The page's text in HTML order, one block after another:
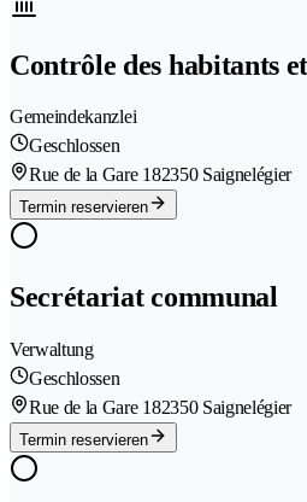
Contrôle des habitants
Gemeindekanzlei
Geschlossen
Rue de la Gare 182350 Saignelégier
Termin reservieren
Secrétariat communal
Verwaltung
Geschlossen
Rue de la Gare 182350 Saignelégier
Termin reservieren